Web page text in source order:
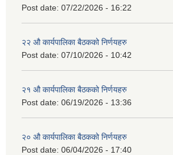
Post date: 07/22/2026 - 16:22
२२ औ कार्यपालिका बैठकको निर्णयहरु
Post date: 07/10/2026 - 10:42
२१ औ कार्यपालिका बैठकको निर्णयहरु
Post date: 06/19/2026 - 13:36
२० औ कार्यपालिका बैठकको निर्णयहरु
Post date: 06/04/2026 - 17:40